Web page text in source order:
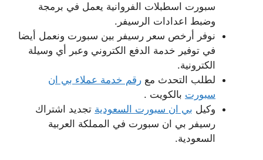
سبورت اسطبلات الفروانية يعمل في برمجة
وضبط اعدادات الرسيفر.
نوفر أرخص سعر رسيفر بين سبورت ونعمل أيضا
في توفير خدمة الدفع الكتروني وعبر أي وسيلة
الكترونية.
لطلب التحدث مع رقم خدمة عملاء بي ان
سبورت بالكويت .
وكيل بي ان سبورت السعودية تجديد اشتراك
رسيفر بي ان سبورت في المملكة العربية
السعودية.